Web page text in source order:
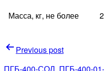
Масса, кг, не более
Навигация
по
Previous post
ПГБ-400-СОЛ, ПГБ-400-